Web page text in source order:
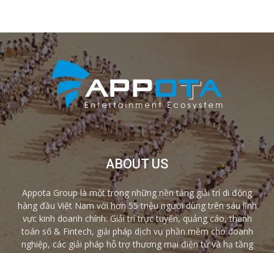
ABOUT US
Appota Group là một trong những nền tảng giải trí di động
hàng đầu Việt Nam với hơn 55 triệu người dùng trên sáu lĩnh
vực kinh doanh chính: Giải trí trực tuyến, quảng cáo, thanh
toán số & Fintech, giải pháp dịch vụ phần mềm cho doanh
nghiệp, các giải pháp hỗ trợ thương mại điện tử và hạ tầng